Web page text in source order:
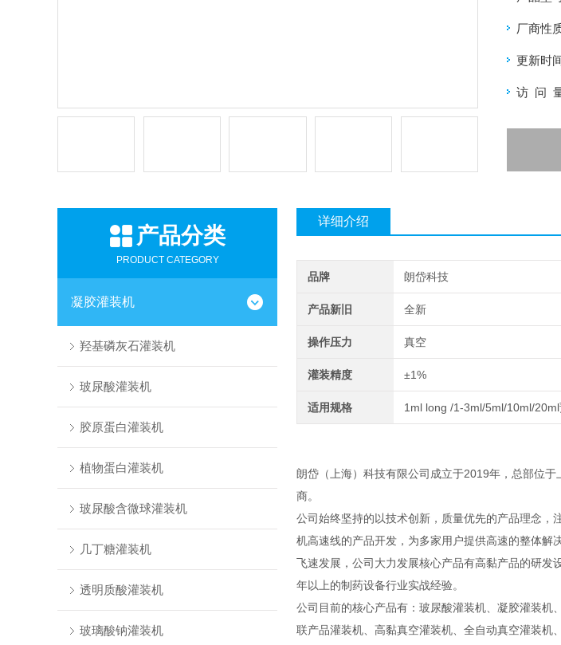
厂商性
更新时
访 问
产品分类
PRODUCT CATEGORY
凝胶灌装机
羟基磷灰石灌装机
玻尿酸灌装机
胶原蛋白灌装机
植物蛋白灌装机
玻尿酸含微球灌装机
几丁糖灌装机
透明质酸灌装机
玻璃酸钠灌装机
详细介绍
品牌 朗岱科技
产品新旧 全新
操作压力 真空
灌装精度 ±1%
适用规格 1ml long /1-3ml/5ml/10ml/
朗岱（上海）科技有限公司成立于2019年，总部位
商。
公司始终坚持的以技术创新，质量优先的产品理念，
机高速线的产品开发，为多家用户提供高速的整体解
飞速发展，公司大力发展核心产品有高黏产品的研
年以上的制药设备行业实战经验。
公司目前的核心产品有：玻尿酸灌装机、凝胶灌装
联产品灌装机、高黏真空灌装机、全自动真空灌装机